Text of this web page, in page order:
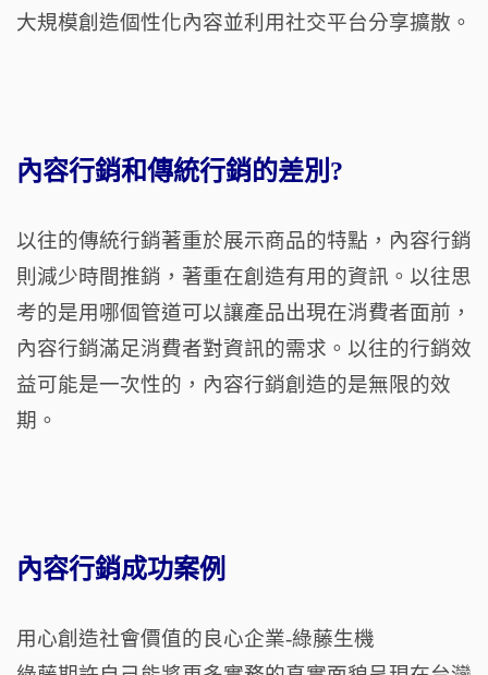
大規模創造個性化內容並利用社交平台分享擴散。
內容行銷和傳統行銷的差別?
以往的傳統行銷著重於展示商品的特點，內容行銷
則減少時間推銷，著重在創造有用的資訊。以往思
考的是用哪個管道可以讓產品出現在消費者面前，
內容行銷滿足消費者對資訊的需求。以往的行銷效
益可能是一次性的，內容行銷創造的是無限的效
期。
內容行銷成功案例
用心創造社會價值的良心企業-綠藤生機